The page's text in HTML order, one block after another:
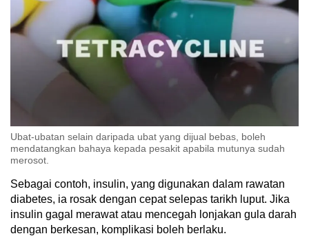
Ubat-ubatan selain daripada ubat yang dijual bebas, boleh
mendatangkan bahaya kepada pesakit apabila mutunya sudah
merosot.
Sebagai contoh, insulin, yang digunakan dalam rawatan
diabetes, ia rosak dengan cepat selepas tarikh luput. Jika
insulin gagal merawat atau mencegah lonjakan gula darah
dengan berkesan, komplikasi boleh berlaku.